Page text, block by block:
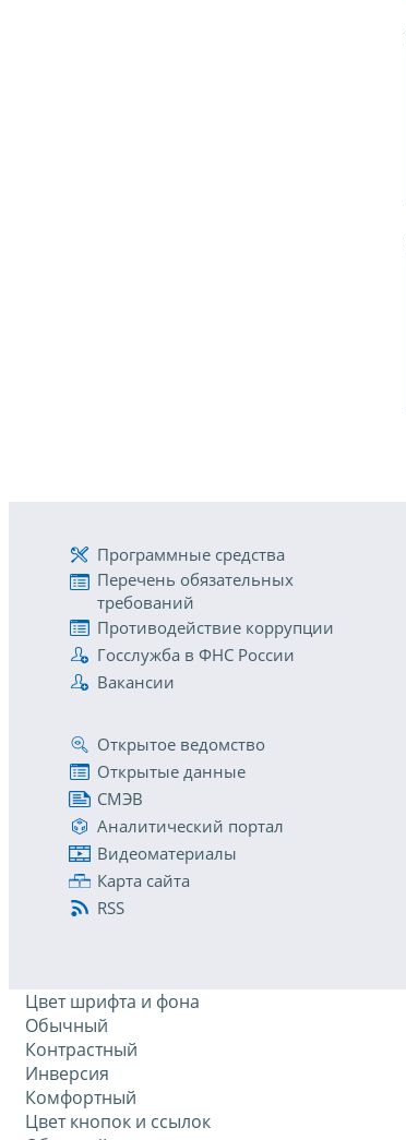
Программные средства
Перечень обязательных
требований
Противодействие коррупции
Госслужба в ФНС России
Вакансии
Открытое ведомство
Открытые данные
СМЭВ
Аналитический портал
Видеоматериалы
Карта сайта
RSS
Цвет шрифта и фона
Обычный
Контрастный
Инверсия
Комфортный
Цвет кнопок и ссылок